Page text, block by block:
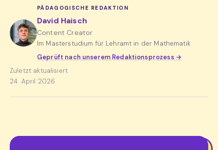
PÄDAGOGISCHE REDAKTION
David Haisch
Content Creator
Im Masterstudium für Lehramt in der Mathematik
Geprüft nach unserem Redaktionsprozess →
Zuletzt aktualisiert
24. April 2026